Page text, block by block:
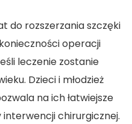
do rozszerzania szczęki
operacji
leczenie zostanie
Dzieci i młodzież
na ich łatwiejsze
chirurgicznej.